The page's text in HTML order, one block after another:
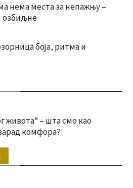
нема места за непажњу –
озбиљне
боја, ритма и
живота“ – шта смо као
комфора?